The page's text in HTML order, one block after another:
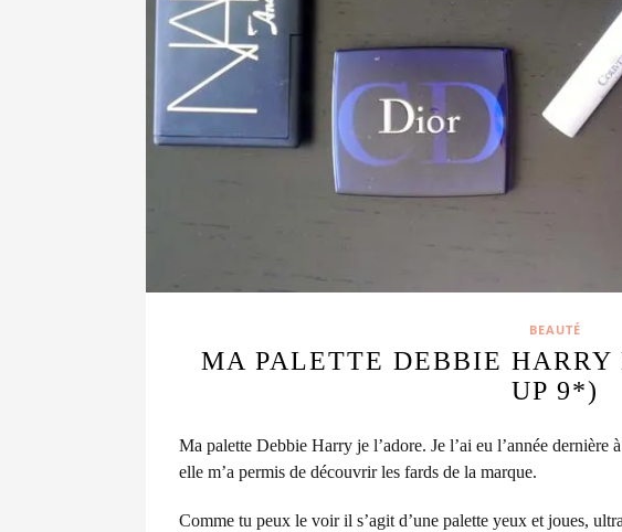
BEAUTÉ
MA PALETTE DEBBIE
UP 9*)
Ma palette Debbie Harry je l’adore. Je l’ai eu l’année dernière
elle m’a permis de découvrir les fards de la marque.
Comme tu peux le voir il s’agit d’une palette yeux et joues,